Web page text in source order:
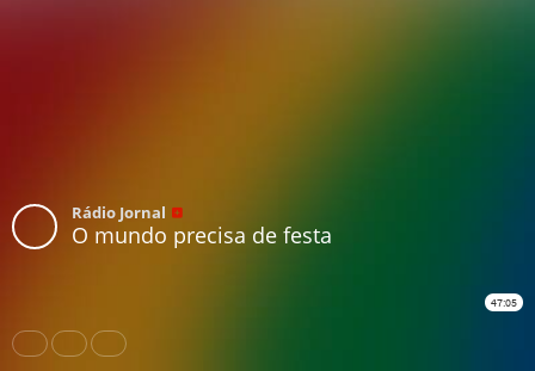
Rádio Jornal
O mundo precisa de festa
47:05
Share